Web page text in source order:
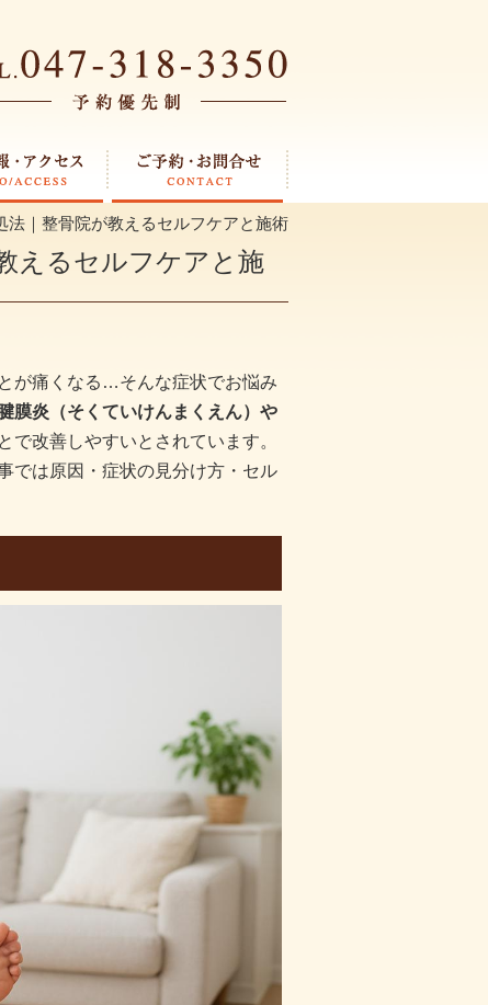
法｜整骨院が教えるセルフケアと施術
えるセルフケアと施
が痛くなる…そんな症状でお悩み
膜炎（そくていけんまくえん）や
で改善しやすいとされています。
では原因・症状の見分け方・セル